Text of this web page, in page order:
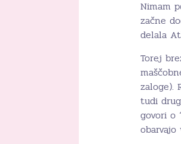
Nimam
začne
delala
Torej
zaloge).
tudi
govori o